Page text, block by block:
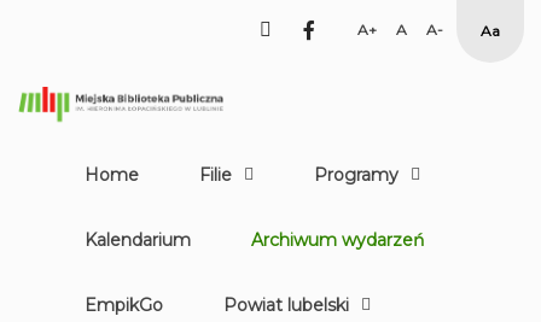
facebook
Set Set
Smaller
High
Home Filie Programy
Kalendarium Archiwum wydarzeń
EmpikGo Powiat lubelski